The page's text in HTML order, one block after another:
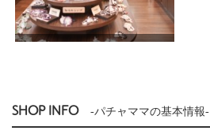
SHOP INFO -パチャママの基本情報-